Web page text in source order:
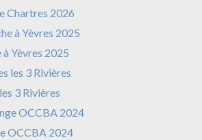
Chartres 2026
Yèvres 2025
3 Rivières
OCCBA 2024